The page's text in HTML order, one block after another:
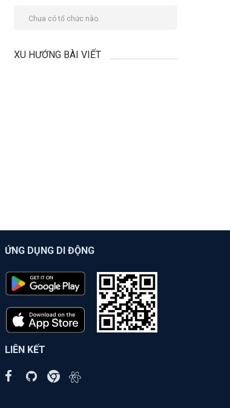
Chưa có tổ chức nào.
XU HƯỚNG BÀI VIẾT
ỨNG DỤNG DI ĐỘNG
LIÊN KẾT